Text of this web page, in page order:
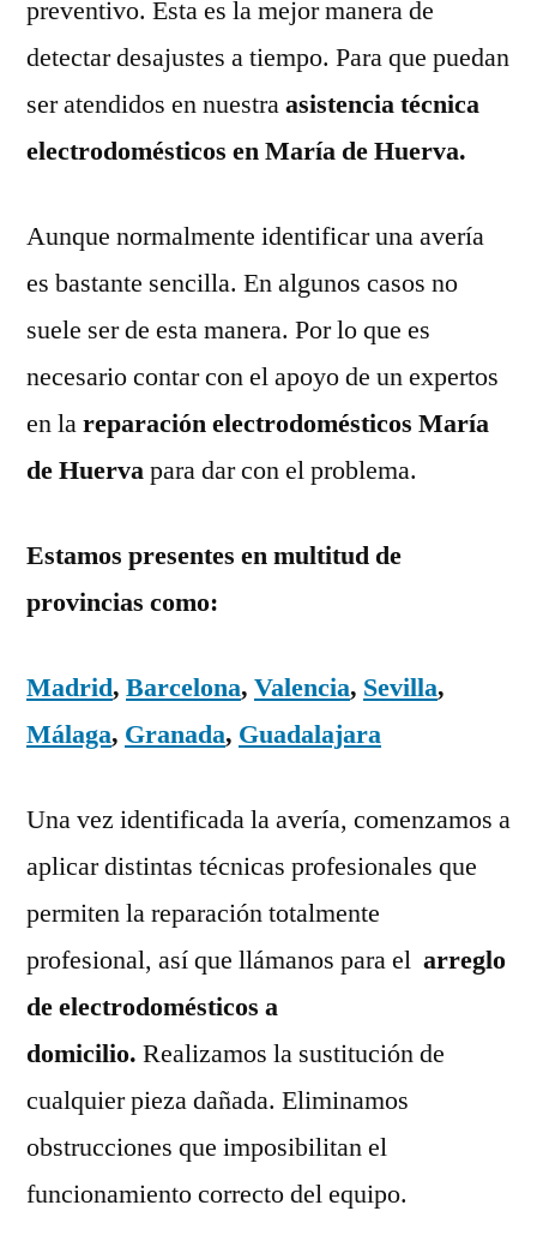
preventivo. Esta es la mejor manera de
detectar desajustes a tiempo. Para que puedan
ser atendidos en nuestraasistencia técnica
electrodomésticos en María de Huerva.
Aunque normalmente identificar una avería
es bastante sencilla. En algunos casos no
suele ser de esta manera. Por lo que es
necesario contar con el apoyo de un expertos
en lareparación electrodomésticos María
de Huervapara dar con el problema.
Estamos presentes en multitud de
provincias como:
Madrid, Barcelona, Valencia, Sevilla,
Málaga, Granada, Guadalajara
Una vez identificada la avería, comenzamos a
aplicar distintas técnicas profesionales que
permiten la reparación totalmente
profesional, así que llámanos para el arreglo
de electrodomésticos a
domicilio. Realizamos la sustitución de
cualquier pieza dañada. Eliminamos
obstrucciones que imposibilitan el
funcionamiento correcto del equipo.